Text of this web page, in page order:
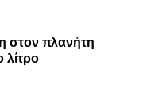
στον πλανήτη
λίτρο